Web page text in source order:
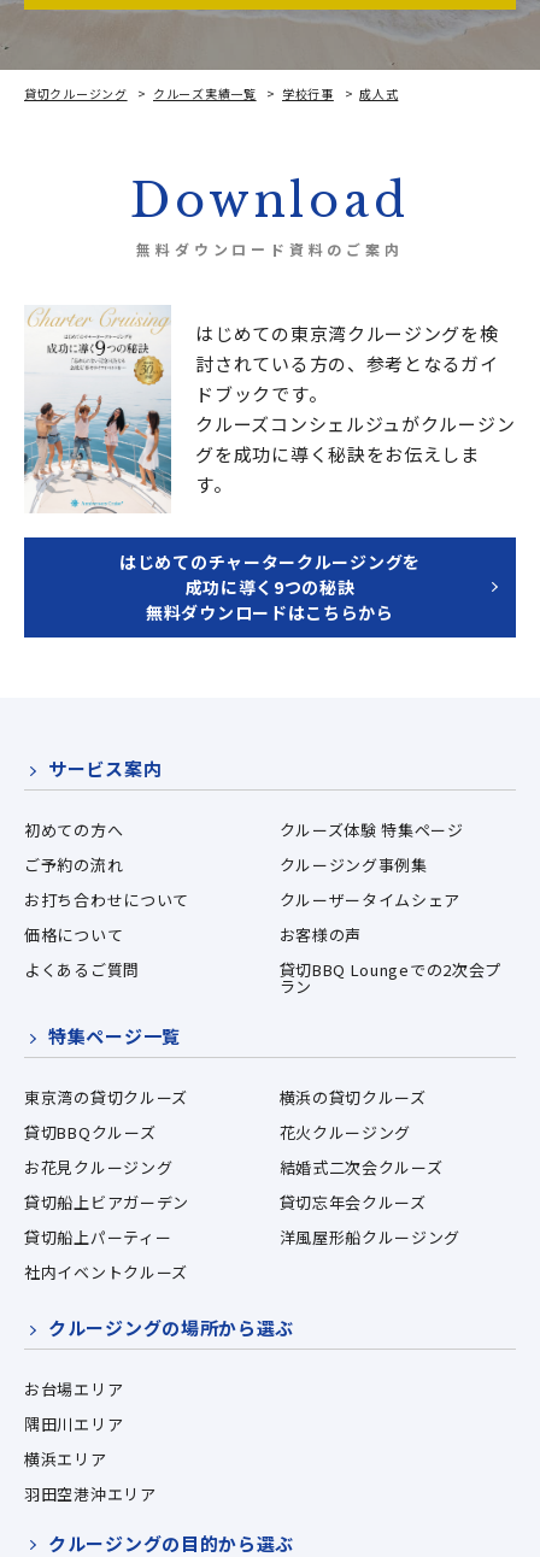
貸切クルージング クルーズ実績一覧 学校行事 成人式
Download
無料ダウンロード資料のご案内
はじめての東京湾クルージングを検
討されている方の、 参考となるガイ
ドブックです。
クルーズコンシェルジュがクルージン
グを成功に導く秘訣をお伝えしま
す。
はじめてのチャータークルージングを
成功に導く9つの秘訣
無料ダウンロードはこちらから
サービス案内
初めての方へ
クルーズ体験 特集ページ
ご予約の流れ
クルージング事例集
お打ち合わせについて
クルーザータイムシェア
価格について
お客様の声
よくあるご質問
貸切BBQ Loungeでの2次会プ
ラン
特集ページ一覧
東京湾の貸切クルーズ
横浜の貸切クルーズ
貸切BBQクルーズ
花火クルージング
お花見クルージング
結婚式二次会クルーズ
貸切船上ビアガーデン
貸切忘年会クルーズ
貸切船上パーティー
洋風屋形船クルージング
社内イベントクルーズ
クルージングの場所から選ぶ
お台場エリア
隅田川エリア
横浜エリア
羽田空港沖エリア
クルージングの目的から選ぶ